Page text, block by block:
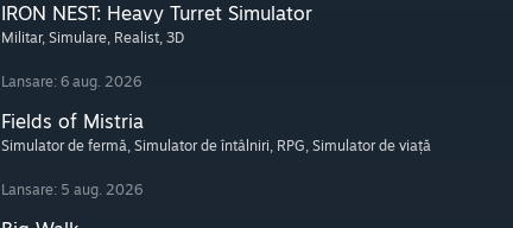
IRON NEST: Heavy Turret Simulator
Militar, Simulare, Realist, 3D
Lansare: 6 aug. 2026
Fields of Mistria
Simulator de fermă, Simulator de întâlniri, RPG, Simulator de viață
Lansare: 5 aug. 2026